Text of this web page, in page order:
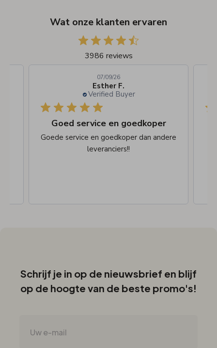
Wat onze klanten ervaren
3986 reviews
Esther F.
Verified Buyer
07/09/26
Goed service en goedkoper
Goede service en goedkoper dan andere
leveranciers!!
Schrijf je in op de nieuwsbrief en blijf
op de hoogte van de beste promo's!